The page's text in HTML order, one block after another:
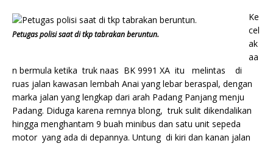
Petugas polisi saat di tkp tabrakan beruntun.
Ke
cel
ak
aa
n bermula ketika truk naas BK 9991 XA itu melintas di
ruas jalan kawasan lembah Anai yang lebar beraspal, dengan
marka jalan yang lengkap dari arah Padang Panjang menju
Padang. Diduga karena remnya blong, truk sulit dikendalikan
hingga menghantam 9 buah minibus dan satu unit sepeda
motor yang ada di depannya. Untung di kiri dan kanan jalan